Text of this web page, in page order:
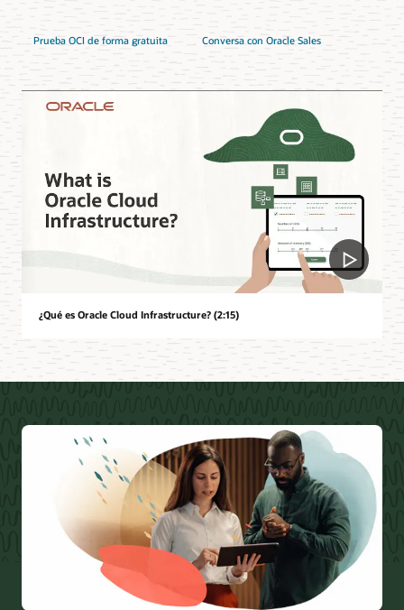
Prueba OCI de forma gratuita Conversa con Oracle Sales
¿Qué es Oracle Cloud Infrastructure? (2:15)